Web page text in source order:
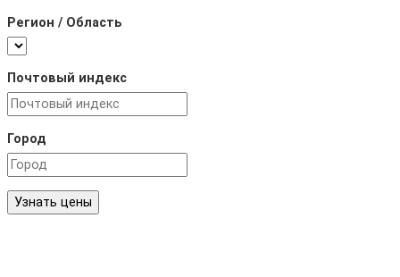
Регион / Область
Почтовый индекс
Город
Узнать цены